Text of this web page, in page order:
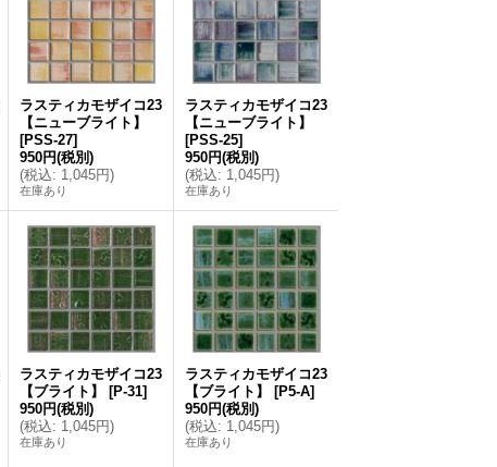
ラスティカモザイコ23
【ニューブライト】
[PSS-27]
950円(税別)
(税込: 1,045円)
在庫あり
ラスティカモザイコ23
【ニューブライト】
[PSS-25]
950円(税別)
(税込: 1,045円)
在庫あり
ラスティカモザイコ23
【ブライト】
[P-31]
950円(税別)
(税込: 1,045円)
在庫あり
ラスティカモザイコ23
【ブライト】
[P5-A]
950円(税別)
(税込: 1,045円)
在庫あり